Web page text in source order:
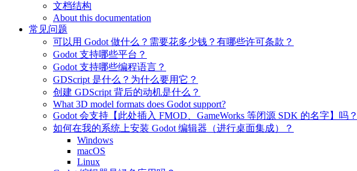
文档结构
About this documentation
常见问题
可以用 Godot 做什么？需要花多少钱？有哪些许可条款？
Godot 支持哪些平台？
Godot 支持哪些编程语言？
GDScript 是什么？为什么要用它？
创建 GDScript 背后的动机是什么？
What 3D model formats does Godot support?
Godot 会支持【此处插入 FMOD、GameWorks 等闭源 SDK 的名字】吗？
如何在我的系统上安装 Godot 编辑器（进行桌面集成）？
Windows
macOS
Linux